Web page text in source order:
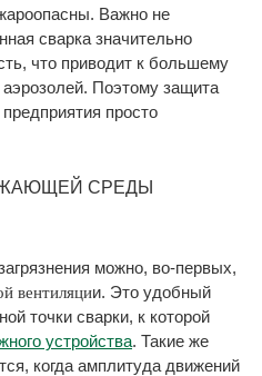
Важно не
сварка значительно
что приводит к большему
Поэтому защита
просто
СРЕДЫ
можно, во-первых,
вентиляции. Это удобный
точки сварки, к которой
устройства. Такие же
когда амплитуда движений